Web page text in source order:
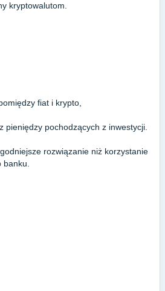
kryptowalutom.
fiat i krypto,
pieniędzy pochodzących z inwestycji.
rozwiązanie niż korzystanie
banku.